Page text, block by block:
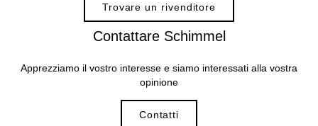
Trovare un rivenditore
Contattare Schimmel
Apprezziamo il vostro interesse e siamo interessati alla vostra
opinione
Contatti